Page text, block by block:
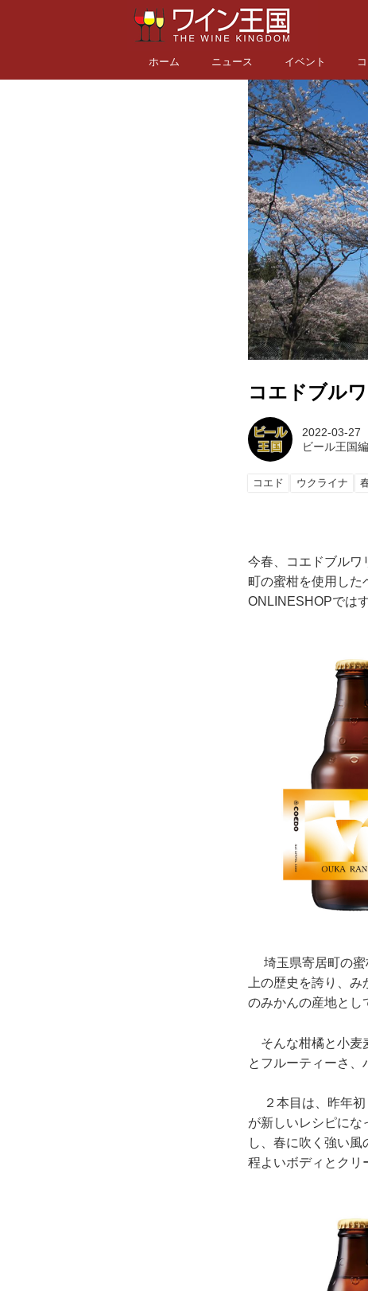
ホーム ニュース イベント
コエドブル
2022-03-27
ビール王国
コエド ウクライナ
今春、コエドブルワ
町の蜜柑を使用した
ONLINESHOPでは
埼玉県寄居町の蜜
上の歴史を誇り、
のみかんの産地とし
そんな柑橘と小麦
とフルーティーさ、
２本目は、昨年初
が新しいレシピにな
し、春に吹く強い風
程よいボディとクリ